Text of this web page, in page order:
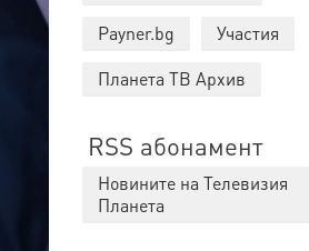
Payner.bg
Участия
Планета ТВ Архив
RSS абонамент
Новините на Телевизия
Планета